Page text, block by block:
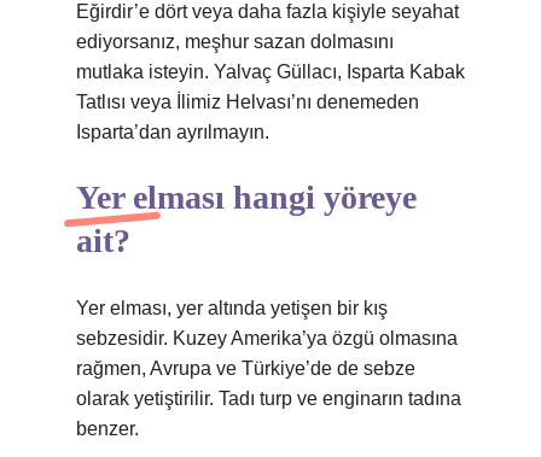
Eğirdir’e dört veya daha fazla kişiyle seyahat
ediyorsanız, meşhur sazan dolmasını
mutlaka isteyin. Yalvaç Güllacı, Isparta Kabak
Tatlısı veya İlimiz Helvası’nı denemeden
Isparta’dan ayrılmayın.
Yer elması hangi yöreye
ait?
Yer elması, yer altında yetişen bir kış
sebzesidir. Kuzey Amerika’ya özgü olmasına
rağmen, Avrupa ve Türkiye’de de sebze
olarak yetiştirilir. Tadı turp ve enginarın tadına
benzer.